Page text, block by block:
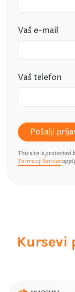
Vaš e-mail
Vaš telefon
Pošalji
This site is protected
Terms of Service
Kursevi